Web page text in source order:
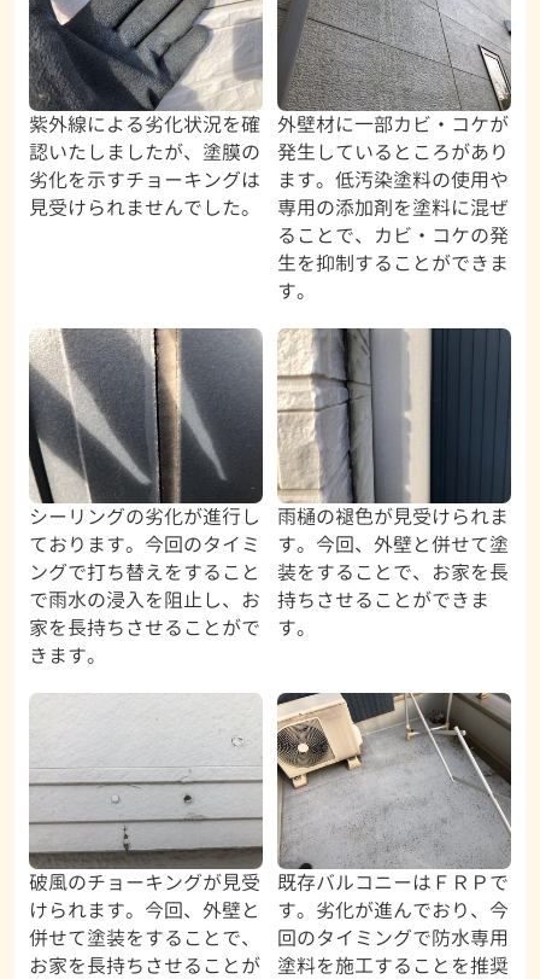
紫外線による劣化状況を確
認いたしましたが、塗膜の
劣化を示すチョーキングは
見受けられませんでした。
外壁材に一部カビ・コケが
発生しているところがあり
ます。低汚染塗料の使用や
専用の添加剤を塗料に混ぜ
ることで、カビ・コケの発
生を抑制することができま
す。
シーリングの劣化が進行し
ております。今回のタイミ
ングで打ち替えをすること
で雨水の浸入を阻止し、お
家を長持ちさせることがで
きます。
雨樋の褪色が見受けられま
す。今回、外壁と併せて塗
装をすることで、お家を長
持ちさせることができま
す。
破風のチョーキングが見受
けられます。今回、外壁と
併せて塗装をすることで、
お家を長持ちさせることが
既存バルコニーはＦＲＰで
す。劣化が進んでおり、今
回のタイミングで防水専用
塗料を施工することを推奨